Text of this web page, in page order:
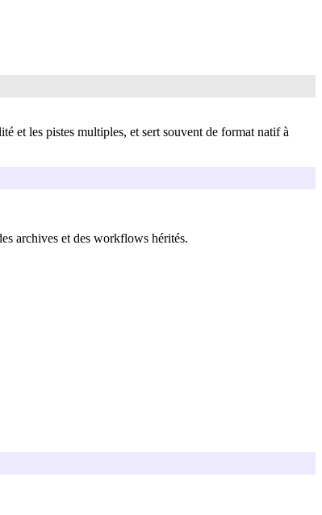
et les pistes multiples, et sert souvent de format natif à
archives et des workflows hérités.